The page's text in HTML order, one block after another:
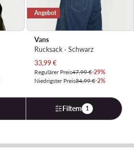
Angebot
Vans
Rucksack · Schwarz
Aktueller Preis
33,99€
Regulärer Preis47,99 €-29%
Niedrigster Preis34,99 €-2%
Filtern 1